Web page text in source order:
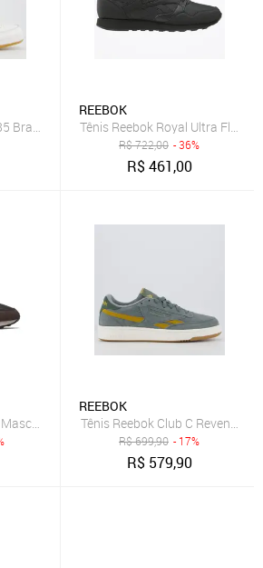
Branco e Azul
REEBOK
Tênis Reebok Royal Ultra Flash
R$722,00 - 36%
R$461,00
Masculino Black/Brown/Grey
REEBOK
Tênis Reebok Club C Revenge
R$699,90 - 17%
R$ 579,90